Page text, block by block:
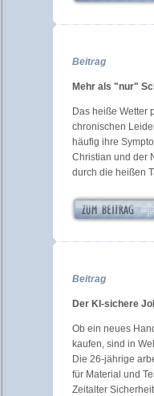
Beitrag
Mehr als "nur"
Das heiße Wetter
chronischen
häufig ihre
Christian und der
durch die heißen
Beitrag
Der KI-sichere
Ob ein neues
kaufen, sind in
Die 26-jährige
für Material und
Zeitalter